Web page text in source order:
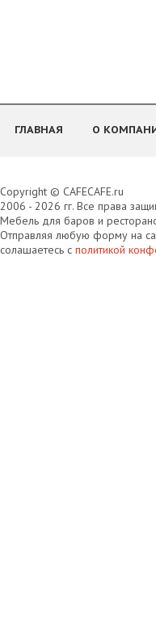
ГЛАВНАЯ О
Copyright © CAFECAFE.ru
2006 - 2026 гг. Все права
Мебель для баров и
Отправляя любую форму на
солашаетесь с политикой